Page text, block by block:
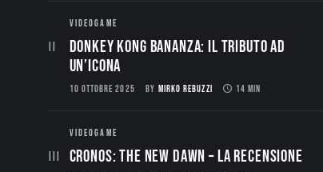
VIDEOGAME
Donkey Kong Bananza: Il Tributo ad
un’Icona
10 OTTOBRE 2025 BY MIRKO REBUZZI 14 MIN
VIDEOGAME
CRONOS: THE NEW DAWN – La Recensione